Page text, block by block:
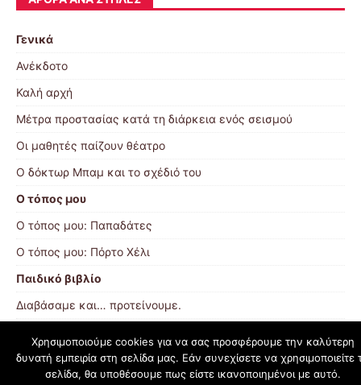
Γενικά
Ανέκδοτο
Καλή αρχή
Μέτρα προστασίας κατά τη διάρκεια ενός σεισμού
Οι μαθητές παίζουν θέατρο
O δόκτωρ Μπαμ και το σχέδιό του
Ο τόπος μου
Ο τόπος μου: Παπαδάτες
Ο τόπος μου: Πόρτο Χέλι
Παιδικό βιβλίο
Διαβάσαμε και… προτείνουμε.
schoolpress.sch.gr
Χρησιμοποιούμε cookies για να σας προσφέρουμε την καλύτερη
δυνατή εμπειρία στη σελίδα μας. Εάν συνεχίσετε να χρησιμοποιείτε
σελίδα, θα υποθέσουμε πως είστε ικανοποιημένοι με αυτό.